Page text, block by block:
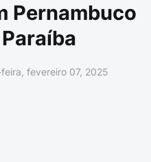
Pernambuco
fevereiro 07, 2025